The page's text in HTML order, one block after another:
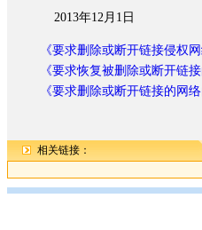
2013年12月1日
《要求删除或断开链接侵权
《要求恢复被删除或断开链
《要求删除或断开链接的网
相关链接：